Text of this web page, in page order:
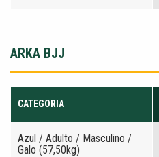
ARKA BJJ
CATEGORIA
Azul / Adulto / Masculino /
Galo (57,50kg)